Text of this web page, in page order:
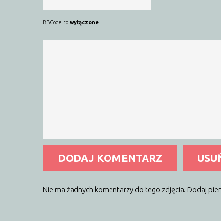
BBCode to wyłączone
DODAJ KOMENTARZ
Nie ma żadnych komentarzy do tego zdjęcia. Dodaj